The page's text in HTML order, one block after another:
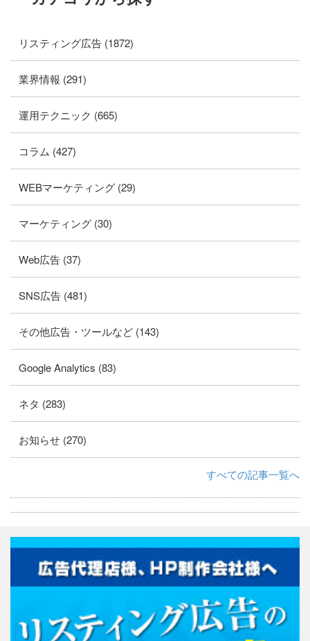
リスティング広告 (1872)
業界情報 (291)
運用テクニック (665)
コラム (427)
WEBマーケティング (29)
マーケティング (30)
Web広告 (37)
SNS広告 (481)
その他広告・ツールなど (143)
Google Analytics (83)
ネタ (283)
お知らせ (270)
すべての記事一覧へ